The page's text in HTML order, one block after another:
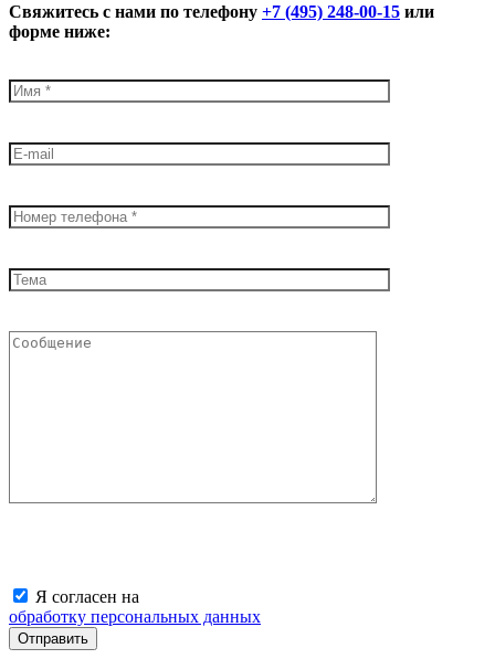
Свяжитесь с нами по телефону +7 (495) 248-00-15 или
форме ниже:
Я согласен на
обработку персональных данных